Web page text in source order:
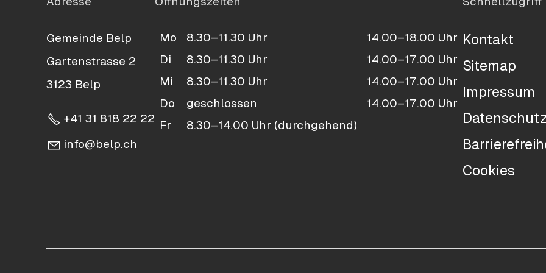
Gemeinde Belp
Gartenstrasse 2
3123 Belp
+41 31 818 22 22
nf b lp ch
Mo 8.30–11.30 Uhr
14.00–18.00 Uhr
Di
8.30–11.30 Uhr
14.00–17.00 Uhr
Mi
8.30–11.30 Uhr
14.00–17.00 Uhr
Do
geschlossen
14.00–17.00 Uhr
Fr
8.30–14.00 Uhr (durchgehend)
Kontakt
Sitemap
Impressum
Datenschutz
Cookies